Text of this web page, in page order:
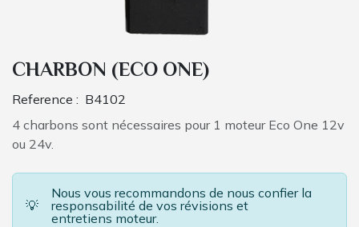
CHARBON (ECO ONE)
Reference : B4102
4 charbons sont nécessaires pour 1 moteur Eco One 12v
ou 24v.
💡
Nous vous recommandons de nous confier la
responsabilité de vos révisions et
entretiens moteur.